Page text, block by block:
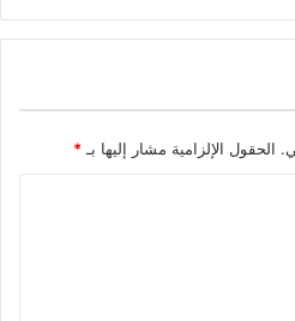
الحقول الإلزامية مشار إليها بـ *